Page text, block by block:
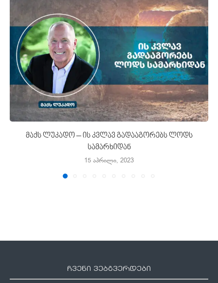
მაქს ლუკადო – ის კვლავ გადააგორებს ლოდს
სამარხიდან
15 აპრილი, 2023
ჩვენი ვებგვერდები